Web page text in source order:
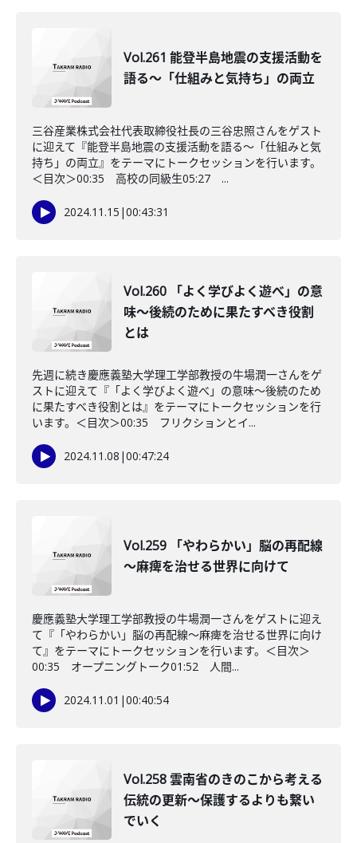
Vol.261 能登半島地震の支援活動を
語る～「仕組みと気持ち」の両立
三谷産業株式会社代表取締役社長の三谷忠照さんをゲスト
に迎えて『能登半島地震の支援活動を語る～「仕組みと気
持ち」の両立』をテーマにトークセッションを行います。
＜目次＞00:35 高校の同級生05:27 ...
2024.11.15 |00:43:31
Vol.260 「よく学びよく遊べ」の意
味〜後続のために果たすべき役割
とは
先週に続き慶應義塾大学理工学部教授の牛場潤一さんをゲ
ストに迎えて『「よく学びよく遊べ」の意味〜後続のため
に果たすべき役割とは』をテーマにトークセッションを行
います。＜目次＞00:35 フリクションとイ...
2024.11.08 |00:47:24
Vol.259 「やわらかい」脳の再配線
～麻痺を治せる世界に向けて
慶應義塾大学理工学部教授の牛場潤一さんをゲストに迎え
て『「やわらかい」脳の再配線～麻痺を治せる世界に向け
て』をテーマにトークセッションを行います。＜目次＞
00:35 オープニングトーク01:52 人間...
2024.11.01 |00:40:54
Vol.258 雲南省のきのこから考える
伝統の更新～保護するよりも繋い
でいく